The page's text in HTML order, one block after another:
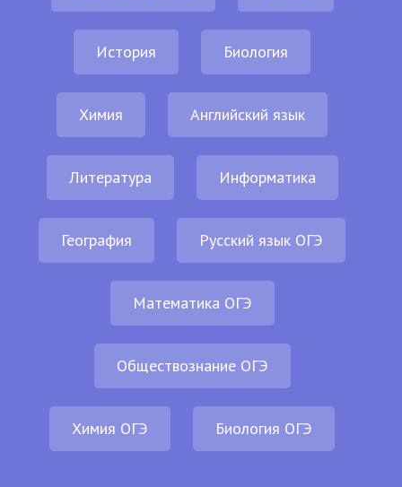
История Биология
Химия Английский язык
Литература Информатика
География Русский язык ОГЭ
Математика ОГЭ
Обществознание ОГЭ
Химия ОГЭ Биология ОГЭ